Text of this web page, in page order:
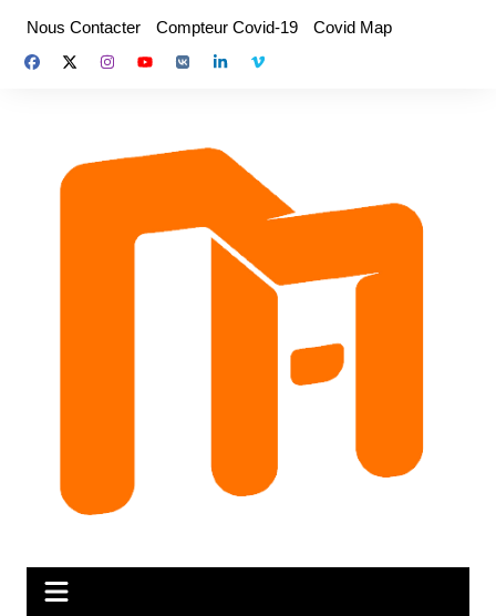
contenu
Nous Contacter Compteur Covid-19 Covid Map